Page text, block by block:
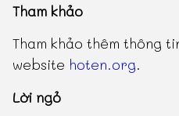
Tham khảo
Tham khảo thêm thông
website hoten.org.
Lời ngỏ